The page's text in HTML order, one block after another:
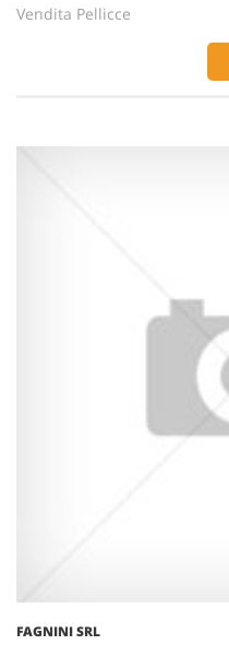
Vendita Pellicce
FAGNINI SRL